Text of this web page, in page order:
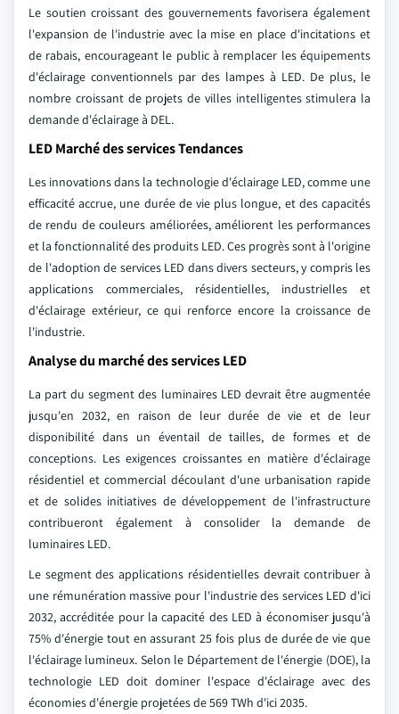
Le soutien croissant des gouvernements favorisera également
l'expansion de l'industrie avec la mise en place d'incitations et
de rabais, encourageant le public à remplacer les équipements
d'éclairage conventionnels par des lampes à LED. De plus, le
nombre croissant de projets de villes intelligentes stimulera la
demande d'éclairage à DEL.
LED Marché des services Tendances
Les innovations dans la technologie d'éclairage LED, comme une
efficacité accrue, une durée de vie plus longue, et des capacités
de rendu de couleurs améliorées, améliorent les performances
et la fonctionnalité des produits LED. Ces progrès sont à l'origine
de l'adoption de services LED dans divers secteurs, y compris les
applications commerciales, résidentielles, industrielles et
d'éclairage extérieur, ce qui renforce encore la croissance de
l'industrie.
Analyse du marché des services LED
La part du segment des luminaires LED devrait être augmentée
jusqu'en 2032, en raison de leur durée de vie et de leur
disponibilité dans un éventail de tailles, de formes et de
conceptions. Les exigences croissantes en matière d'éclairage
résidentiel et commercial découlant d'une urbanisation rapide
et de solides initiatives de développement de l'infrastructure
contribueront également à consolider la demande de
luminaires LED.
Le segment des applications résidentielles devrait contribuer à
une rémunération massive pour l'industrie des services LED d'ici
2032, accréditée pour la capacité des LED à économiser jusqu'à
75% d'énergie tout en assurant 25 fois plus de durée de vie que
l'éclairage lumineux. Selon le Département de l'énergie (DOE), la
technologie LED doit dominer l'espace d'éclairage avec des
économies d'énergie projetées de 569 TWh d'ici 2035.